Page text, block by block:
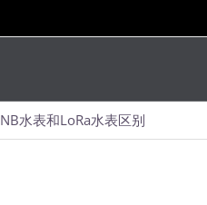
NB水表和LoRa水表区别